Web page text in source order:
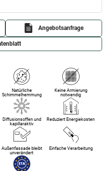
Natürliche
Schimmelhemmung
Keine Armierung
notwendig
Diffusionsoffen und
kapillaraktiv
Reduziert Energiekosten
Außenfassade bleibt
unverändert
Einfache Verarbeitung
Angebotsanfrage